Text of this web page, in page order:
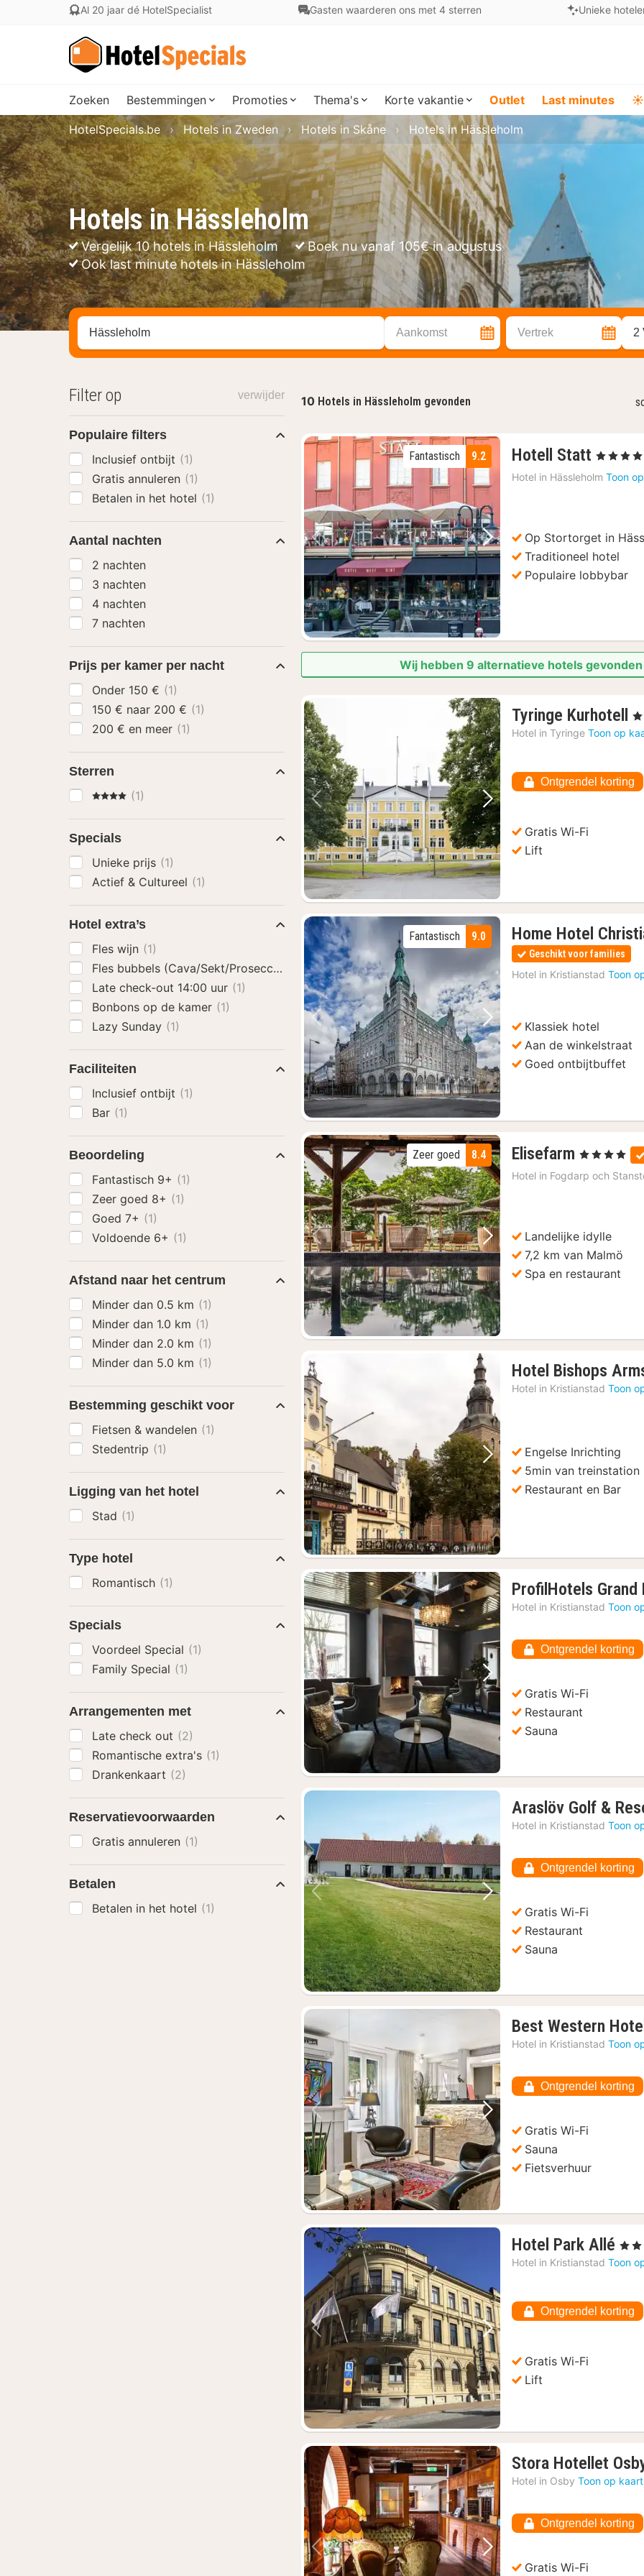
Al 20 jaar dé HotelSpecialist Gasten waarderen ons met 4 sterren Unieke
Zoeken Bestemmingen Promoties Thema's Korte vakantie Outlet Last minutes ☀️
Hotels in Hässleholm
Vergelijk 10 hotels in Hässleholm
Boek nu vanaf 105€ in augustus
Ook last minute hotels in Hässleholm
HotelSpecials.be Hotels in Zweden Hotels in Skåne Hotels in Hässleholm
Zoek op hotel, regio of stad Aankomst Vertrek 2
10 Hotels in Hässleholm gevonden
Vorige foto Volgende foto
9.2
Fantastisch Hotell Statt 2
vanaf
, 4 Sterren
Hotel in Hässleholm Toon
Op Stortorget in
Traditioneel hotel
Populaire lobbybar
Wij hebben 9 alternatieve hotels
Vorige foto Volgende foto
Tyringe Kurhotell
1
€
, 3
Hotel in Tyringe Toon op
Ontgrendel korting
Gratis Wi-Fi
Lift
Vorige foto Volgende foto
9.0
Fantastisch Home Hotel
Geschikt voor families
Hotel in Kristianstad Toon
Klassiek hotel
Aan de winkelstraat
Goed ontbijtbuffet
Vorige foto Volgende foto
8.4
Zeer goed Elisefarm 3
nachten
vanaf
, 4 Sterren
Hotel in Fogdarp och
Landelijke idylle
7,2 km van Malmö
Spa en restaurant
Vorige foto Volgende foto
Hotel Bishops
Hotel in Kristianstad Toon
Engelse Inrichting
5min van treinstation
Restaurant en Bar
Vorige foto Volgende foto
ProfilHotels Grand
Hotel in Kristianstad Toon
Ontgrendel korting
Gratis Wi-Fi
Restaurant
Sauna
Vorige foto Volgende foto
Araslöv Golf &
Hotel in Kristianstad Toon
Ontgrendel korting
Gratis Wi-Fi
Restaurant
Sauna
Vorige foto Volgende foto
Best Western
Hotel in Kristianstad Toon
Ontgrendel korting
Gratis Wi-Fi
Sauna
Fietsverhuur
Vorige foto Volgende foto
Hotel Park Allé 1
€
, 3
Hotel in Kristianstad Toon
Ontgrendel korting
Gratis Wi-Fi
Lift
Vorige foto Volgende foto
Stora Hotellet
Hotel in Osby Toon op kaart
Ontgrendel korting
Gratis Wi-Fi
Filter op verwijder
Populaire filters
Inclusief ontbijt (1)
Gratis annuleren (1)
Betalen in het hotel (1)
Aantal nachten
2 nachten
3 nachten
4 nachten
7 nachten
Prijs per kamer per nacht
Onder 150 € (1)
150 € naar 200 € (1)
200 € en meer (1)
Sterren
4 Sterren
(1)
Specials
Unieke prijs (1)
Actief & Cultureel (1)
Hotel extra’s
Fles wijn (1)
Fles bubbels (Cava/Sekt/Prosecco)
Late check-out 14:00 uur (1)
Bonbons op de kamer (1)
Lazy Sunday (1)
Faciliteiten
Inclusief ontbijt (1)
Bar (1)
Beoordeling
Fantastisch 9+ (1)
Zeer goed 8+ (1)
Goed 7+ (1)
Voldoende 6+ (1)
Afstand naar het centrum
Minder dan 0.5 km (1)
Minder dan 1.0 km (1)
Minder dan 2.0 km (1)
Minder dan 5.0 km (1)
Bestemming geschikt voor
Fietsen & wandelen (1)
Stedentrip (1)
Ligging van het hotel
Stad (1)
Type hotel
Romantisch (1)
Specials
Voordeel Special (1)
Family Special (1)
Arrangementen met
Late check out (2)
Romantische extra's (1)
Drankenkaart (2)
Reservatievoorwaarden
Gratis annuleren (1)
Betalen
Betalen in het hotel (1)